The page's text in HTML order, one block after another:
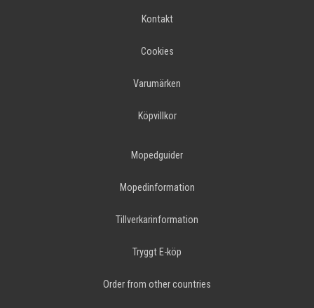
Kontakt
Cookies
Varumärken
Köpvillkor
Mopedguider
Mopedinformation
Tillverkarinformation
Tryggt E-köp
Order from other countries